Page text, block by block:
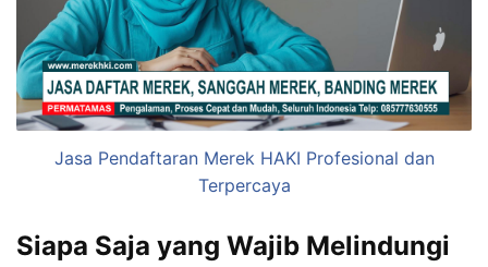
Jasa Pendaftaran Merek HAKI Profesional dan
Terpercaya
Siapa Saja yang Wajib Melindungi